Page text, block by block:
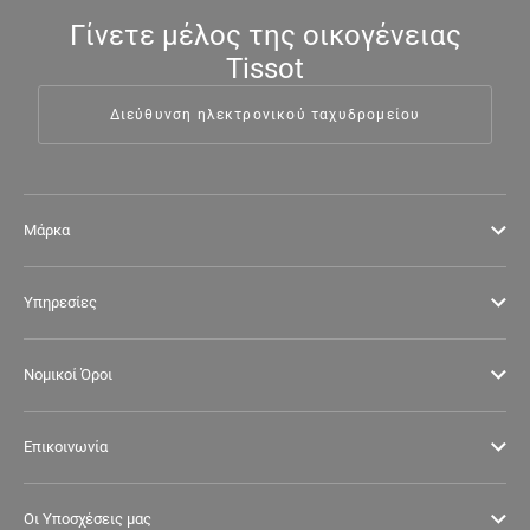
Γίνετε μέλος της οικογένειας
Tissot
Διεύθυνση ηλεκτρονικού ταχυδρομείου
Μάρκα
Υπηρεσίες
Νομικοί Όροι
Επικοινωνία
Οι Υποσχέσεις μας